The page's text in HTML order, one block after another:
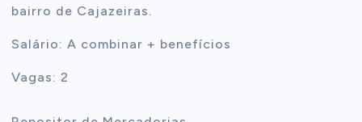
bairro de Cajazeiras.
Salário: A combinar + benefícios
Vagas: 2